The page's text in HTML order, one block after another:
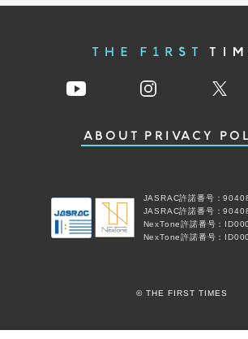
ABOUT PRIVACY
JASRAC許諾番号：
JASRAC許諾番号：
NexTone許諾番号：
NexTone許諾番号：
© THE FIRST TIMES